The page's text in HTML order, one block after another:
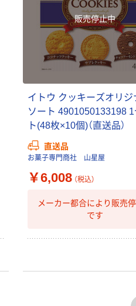
販売停止中
イトウ クッキーズオリジ
ソート 4901050133198 1
ト(48枚×10個)（直送品）
直送品
お菓子専門商社 山星屋
￥6,008 （税込）
メーカー都合により販売
です